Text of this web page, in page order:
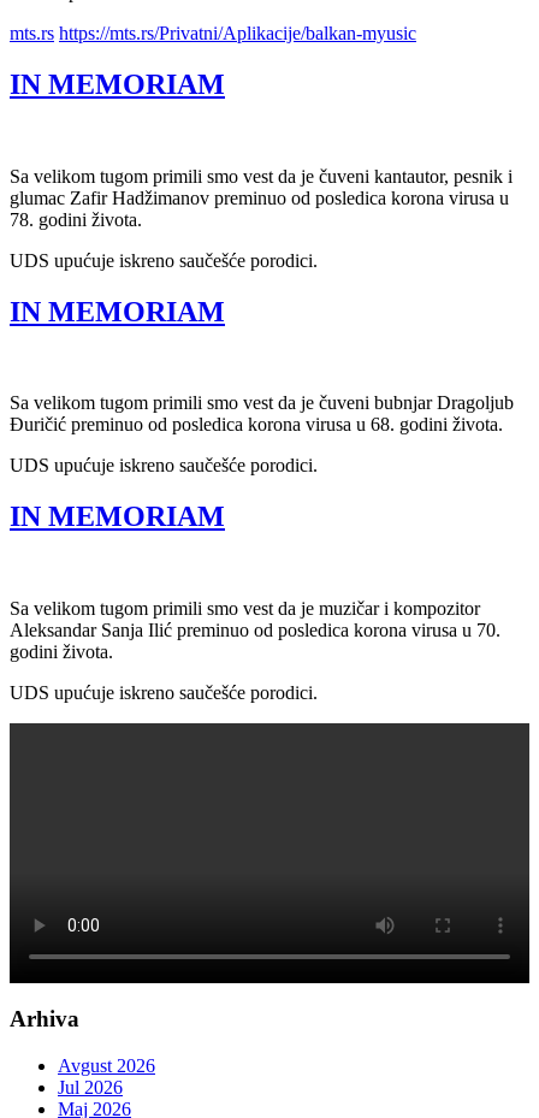
mts.rs https://mts.rs/Privatni/Aplikacije/balkan-myusic
IN MEMORIAM
Sa velikom tugom primili smo vest da je čuveni kantautor, pesnik i
glumac Zafir Hadžimanov preminuo od posledica korona virusa u
78. godini života.
UDS upućuje iskreno saučešće porodici.
IN MEMORIAM
Sa velikom tugom primili smo vest da je čuveni bubnjar Dragoljub
Đuričić preminuo od posledica korona virusa u 68. godini života.
UDS upućuje iskreno saučešće porodici.
IN MEMORIAM
Sa velikom tugom primili smo vest da je muzičar i kompozitor
Aleksandar Sanja Ilić preminuo od posledica korona virusa u 70.
godini života.
UDS upućuje iskreno saučešće porodici.
Arhiva
Avgust 2026
Jul 2026
Maj 2026